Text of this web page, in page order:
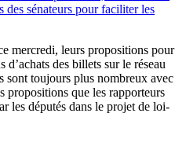
sénateurs pour faciliter les
mercredi, leurs propositions pour
des billets sur le réseau
sont toujours plus nombreux avec
propositions que les rapporteurs
les députés dans le projet de loi-